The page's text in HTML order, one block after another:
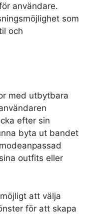
användare.
som
och
med utbytbara
efter sin
byta ut bandet
outfits eller
att välja
för att skapa